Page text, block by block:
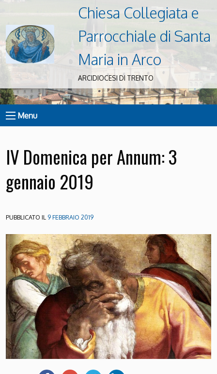
Chiesa Collegiata e
Parrocchiale di Santa
Maria in Arco
ARCIDIOCESI DI TRENTO
Menu
IV Domenica per Annum: 3
gennaio 2019
PUBBLICATO IL 9 FEBBRAIO 2019